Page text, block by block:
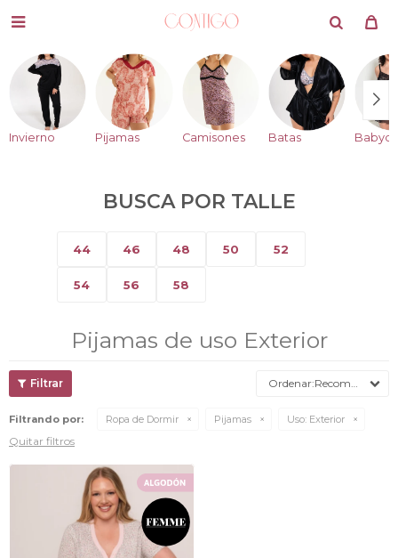

Invierno Pijamas Camisones Batas
BUSCA POR TALLE
44 46 48 50 52
54 56 58
Pijamas de uso Exterior
Recomendados
Filtrando por: Ropa de Dormir Pijamas Uso: Exterior
Quitar filtros